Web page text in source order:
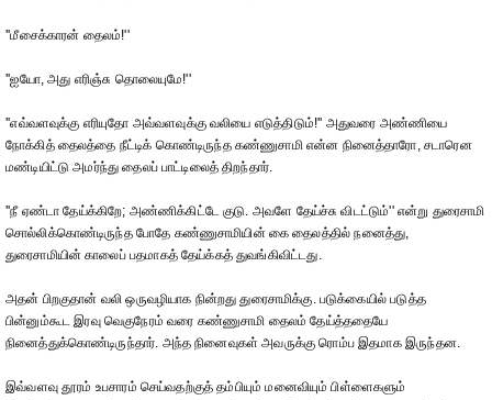
''மீசைக்காரன் தைலம்!''
''ஐயோ, அது எரிஞ்சு தொலையுமே!''
''எவ்வளவுக்கு எரியுதோ அவ்வளவுக்கு வலியை எடுத்திடும்!'' அதுவரை அண்ணியை
நோக்கித் தைலத்தை நீட்டிக் கொண்டிருந்த கண்ணுசாமி என்ன நினைத்தாரோ, சடாரென
மண்டியிட்டு அமர்ந்து தைலப் பாட்டிலைத் திறந்தார்.
''நீ ஏண்டா தேய்க்கிறே; அண்ணிக்கிட்டே குடு. அவளே தேய்ச்சு விடட்டும்'' என்று துரைசாமி
சொல்லிக்கொண்டிருந்த போதே கண்ணுசாமியின் கை தைலத்தில் நனைத்து,
துரைசாமியின் காலைப் பதமாகத் தேய்க்கத் துவங்கிவிட்டது.
அதன் பிறகுதான் வலி ஒருவழியாக நின்றது துரைசாமிக்கு. படுக்கையில் படுத்த
பின்னும்கூட இரவு வெகுநேரம் வரை கண்ணுசாமி தைலம் தேய்த்ததையே
நினைத்துக்கொண்டிருந்தார். அந்த நினைவுகள் அவருக்கு ரொம்ப இதமாக இருந்தன.
இவ்வளவு தூரம் உபசாரம் செய்வதற்குத் தம்பியும் மனைவியும் பிள்ளைகளும்